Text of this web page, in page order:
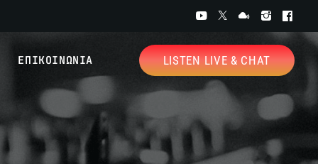
ΕΠΙΚΟΙΝΩΝΙΑ LISTEN LIVE & CHAT